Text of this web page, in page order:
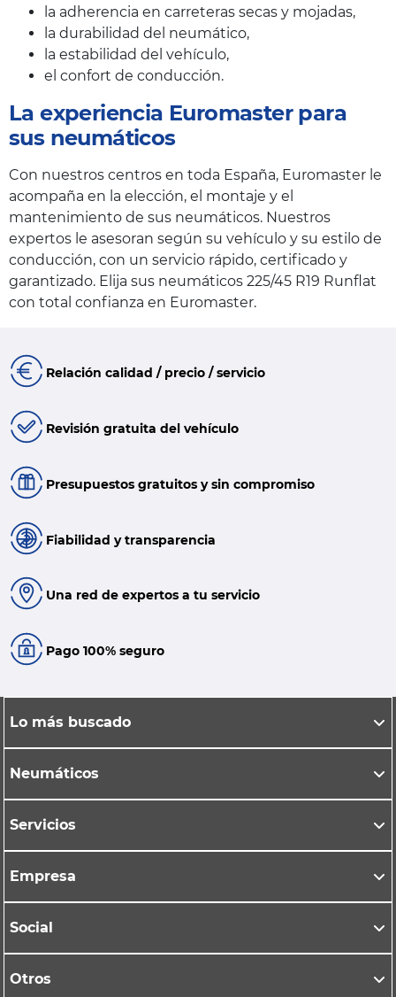
la adherencia en carreteras secas y mojadas,
la durabilidad del neumático,
la estabilidad del vehículo,
el confort de conducción.
La experiencia Euromaster para
sus neumáticos
Con nuestros centros en toda España, Euromaster le
acompaña en la elección, el montaje y el
mantenimiento de sus neumáticos. Nuestros
expertos le asesoran según su vehículo y su estilo de
conducción, con un servicio rápido, certificado y
garantizado. Elija sus neumáticos 225/45 R19 Runflat
con total confianza en Euromaster.
Relación calidad / precio / servicio
Revisión gratuita del vehículo
Presupuestos gratuitos y sin compromiso
Fiabilidad y transparencia
Una red de expertos a tu servicio
Pago 100% seguro
Lo más buscado
Neumáticos
Servicios
Empresa
Social
Otros